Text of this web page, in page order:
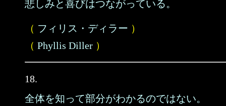
悲しみと喜びはつながっている。
（ フィリス・ディラー ）
（ Phyllis Diller ）
18.
全体を知って部分がわかるのではない。